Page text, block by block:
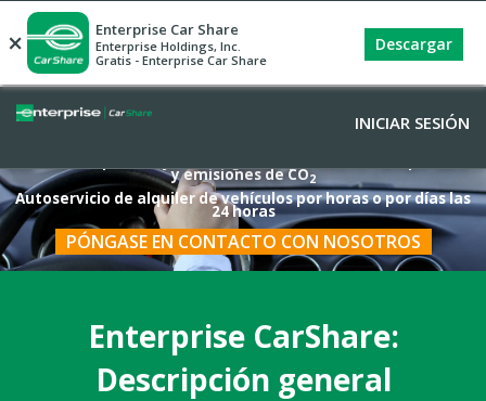
INICIAR SESIÓN
y emisiones de CO2
Autoservicio de alquiler de vehículos por horas o por días las
24 horas
PÓNGASE EN CONTACTO CON NOSOTROS
Enterprise CarShare:
Descripción general
× Enterprise Car Share
Enterprise Holdings, Inc.
Gratis - Enterprise Car Share
Descargar